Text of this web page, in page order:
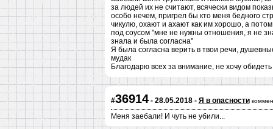
за людей их не считают, всячески видом
особо нечем, пригрел бы кто меня бедного
чикулю, охают и ахают как им хорошо, а
под соусом "мне не нужны отношения, я не
знала и была согласна"
Я была согласна верить в твои речи,
мудак
Благодарю всех за внимание, не хочу
#36914- 28.05.2018 - Я в опасности
Меня заебали! И чуть не убили...